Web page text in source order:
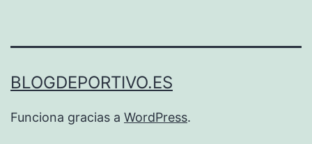
BLOGDEPORTIVO.ES
Funciona gracias a WordPress.